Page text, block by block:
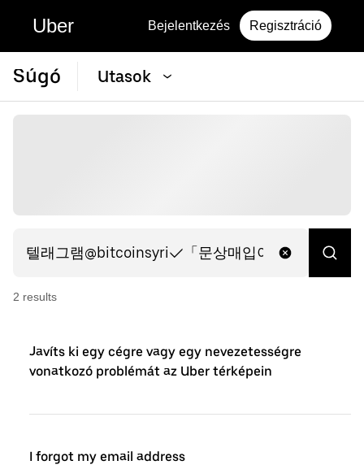
Uber Bejelentkezés Regisztráció
Súgó Utasok
2 results
Javíts ki egy cégre vagy egy nevezetességre
vonatkozó problémát az Uber térképein
I forgot my email address